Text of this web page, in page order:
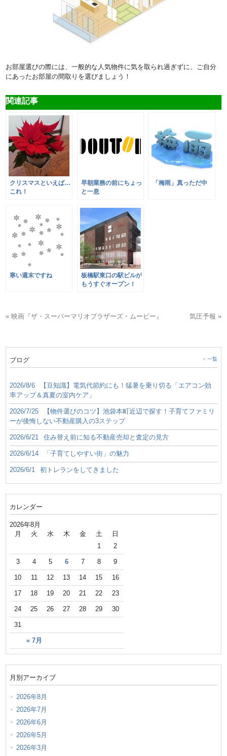
お部屋選びの際には、一般的な人気物件に気を取られ過ぎずに、ご自分
にあったお部屋の間取りを選びましょう！
関連記事
クリスマスといえば…
これ！
早朝業務の前にちょっ
と一息
「梅雨」真っただ中
寒い週末ですね
板橋駅東口の駅ビルが
もうすぐオープン！
« 映画『ザ・スーパーマリオブラザーズ・ムービー』 気圧予報 »
ブログ 一覧
2026/8/6
【豆知識】電気代節約にも！猛暑を乗り切る「エアコン効
率アップ＆真夏の室内ケア」
2026/7/25
【物件選びのコツ】池袋本町近辺で探す！子育てファミリ
ーが後悔しない不動産購入の3ステップ
2026/6/21 住み替え前に知る不動産売却と査定の見方
2026/6/14 「子育てしやすい街」の魅力
2026/6/1 初トレランをしてきました
カレンダー
2026年8月
月 火 水 木 金 土 日
« 7月
1 2
3 4 5 6 7 8 9
10 11 12 13 14 15 16
17 18 19 20 21 22 23
24 25 26 27 28 29 30
31
月別アーカイブ
2026年8月
2026年7月
2026年6月
2026年5月
2026年3月